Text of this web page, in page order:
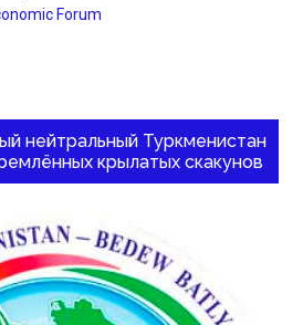
Forum
нейтральный Туркменистан
крылатых скакунов